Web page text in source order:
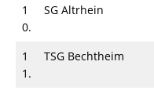
1
0.
SG Altrhein
1
1.
TSG Bechtheim